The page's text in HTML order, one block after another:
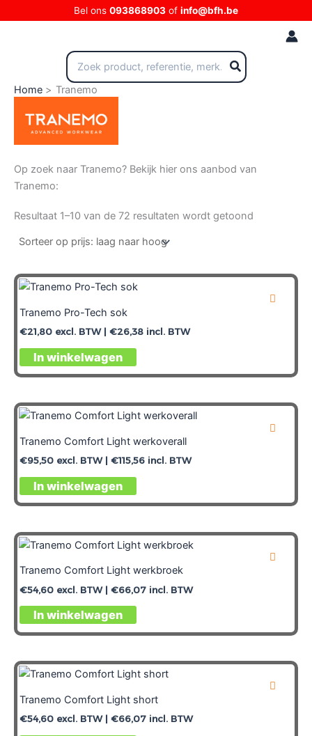
naar
Bel ons 093868903 of info@bfh.be
Zoeken
naar:
Home
Tranemo
Op zoek naar Tranemo? Bekijk hier ons aanbod van
Tranemo:
Resultaat 1–10 van de 72 resultaten wordt getoond
Tranemo Pro-Tech sok
€21,80 excl. BTW | €26,38 incl. BTW
In winkelwagen
Tranemo Comfort Light werkoverall
€95,50 excl. BTW | €115,56 incl. BTW
In winkelwagen
Tranemo Comfort Light werkbroek
€54,60 excl. BTW | €66,07 incl. BTW
In winkelwagen
Tranemo Comfort Light short
€54,60 excl. BTW | €66,07 incl. BTW